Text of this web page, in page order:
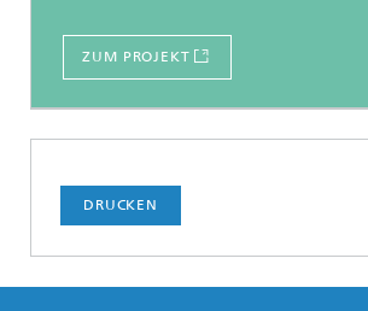
ZUM PROJEKT
DRUCKEN